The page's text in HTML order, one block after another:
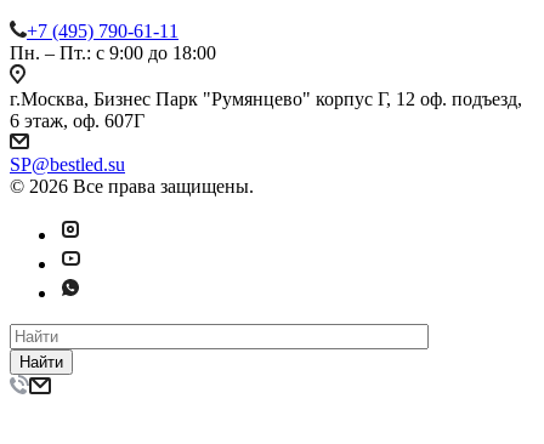
+7 (495) 790-61-11
Пн. – Пт.: с 9:00 до 18:00
г.Москва, Бизнес Парк "Румянцево" корпус Г, 12 оф. подъезд,
6 этаж, оф. 607Г
SP@bestled.su
© 2026 Все права защищены.
Найти